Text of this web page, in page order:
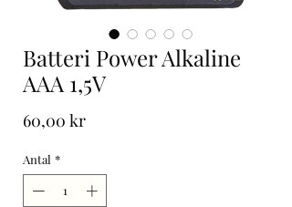
Batteri Power Alkaline
AAA 1,5V
60,00 krPris
Antal *